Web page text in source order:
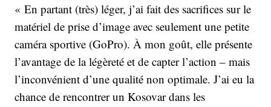
« En partant (très) léger, j’ai fait des sacrifices sur le
matériel de prise d’image avec seulement une petite
caméra sportive (GoPro). À mon goût, elle présente
l’avantage de la légèreté et de capter l’action – mais
l’inconvénient d’une qualité non optimale. J’ai eu la
chance de rencontrer un Kosovar dans les